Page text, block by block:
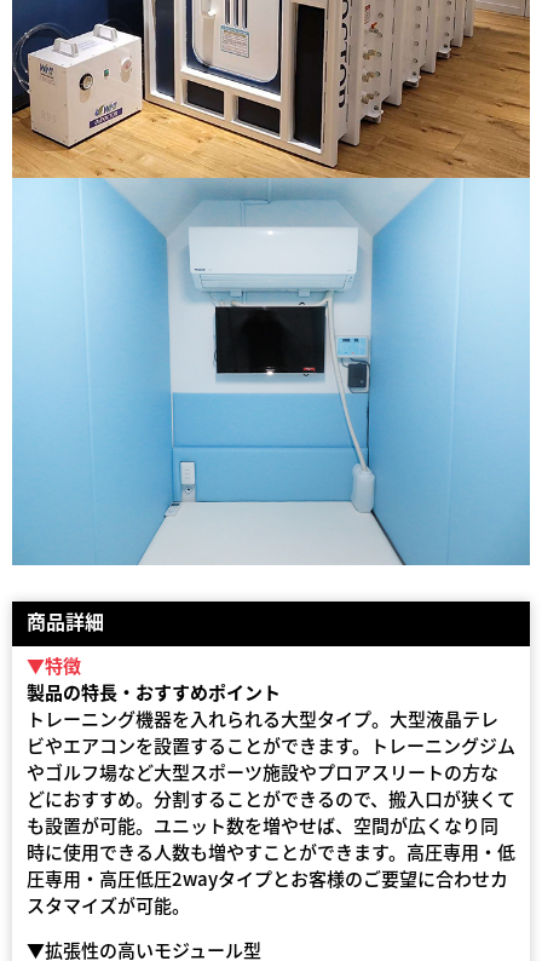
商品詳細
▼特徴
製品の特長・おすすめポイント
トレーニング機器を入れられる大型タイプ。大型液晶テレ
ビやエアコンを設置することができます。トレーニングジム
やゴルフ場など大型スポーツ施設やプロアスリートの方な
どにおすすめ。分割することができるので、搬入口が狭くて
も設置が可能。ユニット数を増やせば、空間が広くなり同
時に使用できる人数も増やすことができます。高圧専用・低
圧専用・高圧低圧2wayタイプとお客様のご要望に合わせカ
スタマイズが可能。
▼拡張性の高いモジュール型